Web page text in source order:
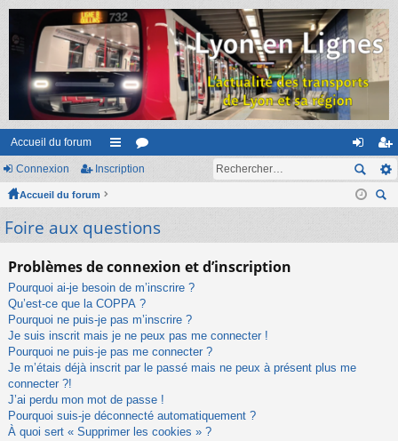
Accueil du forum
ac
ur
s
or
m
on
ne
ns
cri
Connexion Inscription
Accueil du forum
Foire aux questions
Problèmes de connexion et d’inscription
Pourquoi ai-je besoin de m’inscrire ?
Qu’est-ce que la COPPA ?
Pourquoi ne puis-je pas m’inscrire ?
Je suis inscrit mais je ne peux pas me connecter !
Pourquoi ne puis-je pas me connecter ?
Je m’étais déjà inscrit par le passé mais ne peux à présent plus me
connecter ?!
J’ai perdu mon mot de passe !
Pourquoi suis-je déconnecté automatiquement ?
À quoi sert « Supprimer les cookies » ?